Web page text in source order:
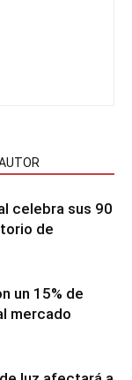
celebra sus 90
de
un 15% de
mercado